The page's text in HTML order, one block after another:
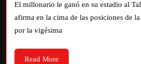
El millonario le ganó en su estadio al
afirma en la cima de las posiciones de
por la vigésima
Read More